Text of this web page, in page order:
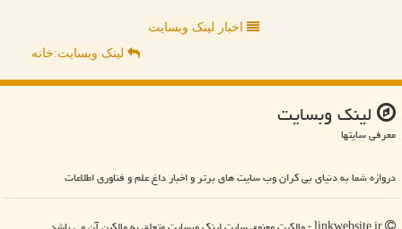
اخبار لینک وبسایت
لینک وبسایت:خانه
لینك وبسایت
معرفی سایتها
دروازه شما به دنیای بی کران وب سایت های برتر و اخبار داغ علم و فناوری اطلاعات